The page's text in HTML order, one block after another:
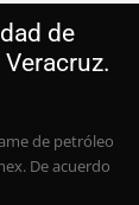
de
de petróleo
De acuerdo